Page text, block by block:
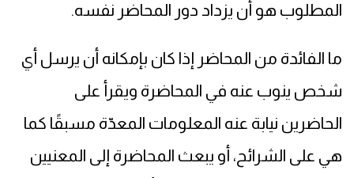
المطلوب هو أن يزداد دور المحاضر نفسه.
ما الفائدة من المحاضر إذا كان بإمكانه أن يرسل أي
شخص ينوب عنه في المحاضرة ويقرأ على
الحاضرين نيابة عنه المعلومات المعدّة مسبقًا كما
هي على الشرائح، أو يبعث المحاضرة إلى المعنيين